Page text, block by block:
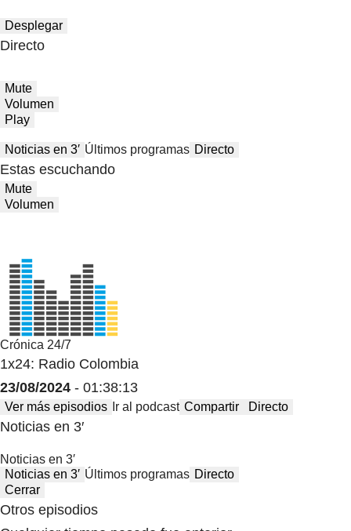
Desplegar
Directo
Mute
Volumen
Play
Noticias en 3′ Últimos programas Directo
Estas escuchando
Mute
Volumen
Crónica 24/7
1x24: Radio Colombia
23/08/2024 - 01:38:13
Ver más episodios Ir al podcast Compartir Directo
Noticias en 3′
Noticias en 3′
Noticias en 3′ Últimos programas Directo
Cerrar
Otros episodios